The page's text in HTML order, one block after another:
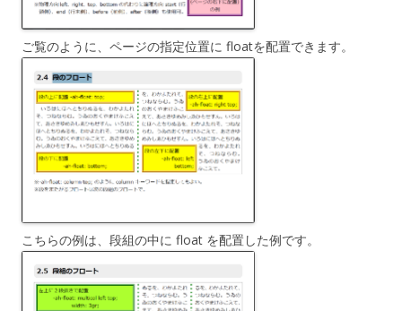
ご覧のように、ページの指定位置に floatを配置できます。
こちらの例は、段組の中に float を配置した例です。